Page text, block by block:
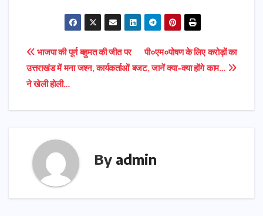
Post
navigation
पी०एम०पोषण के लिए करोड़ों का
बजट, जानें क्या-क्या होंगे काम…
भाजपा की पूर्ण बहुमत की जीत पर
उत्तराखंड में मना जश्न, कार्यकर्ताओं
ने खेली होली…
By admin